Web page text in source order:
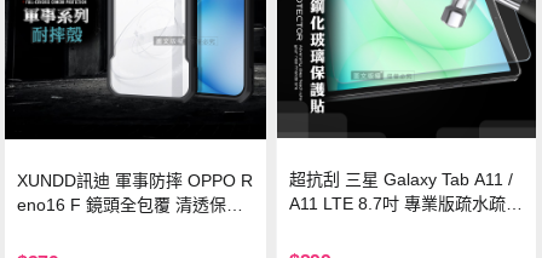
XUNDD訊迪 軍事防摔 OPPO R
eno16 F 鏡頭全包覆 清透保護
超抗刮 三星 Galaxy Tab A11 /
A11 LTE 8.7吋 專業版疏水疏油